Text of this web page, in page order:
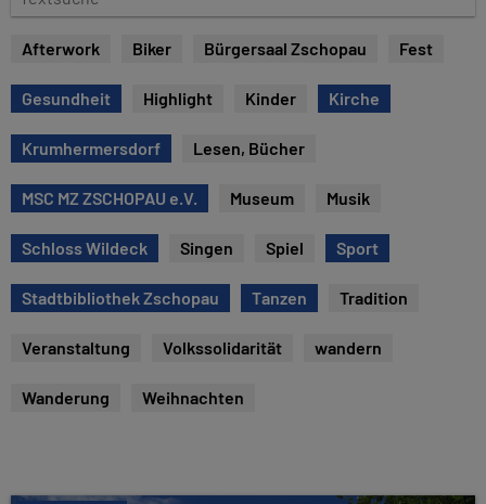
e
s
u
c
e
Afterwork Biker Bürgersaal Zschopau Fest
Gesundheit Highlight Kinder Kirche
Krumhermersdorf Lesen, Bücher
MSC MZ ZSCHOPAU e.V. Museum Musik
Schloss Wildeck Singen Spiel Sport
Stadtbibliothek Zschopau Tanzen Tradition
Veranstaltung Volkssolidarität wandern
Wanderung Weihnachten